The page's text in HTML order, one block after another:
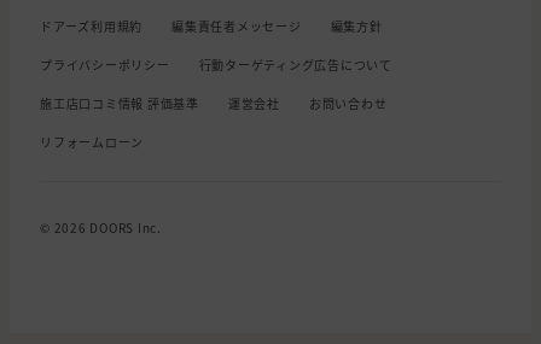
ドアーズ利用規約 編集責任者メッセージ 編集方針
プライバシーポリシー 行動ターゲティング広告について
施工店口コミ情報 評価基準 運営会社 お問い合わせ
リフォームローン
© 2026 DOORS Inc.